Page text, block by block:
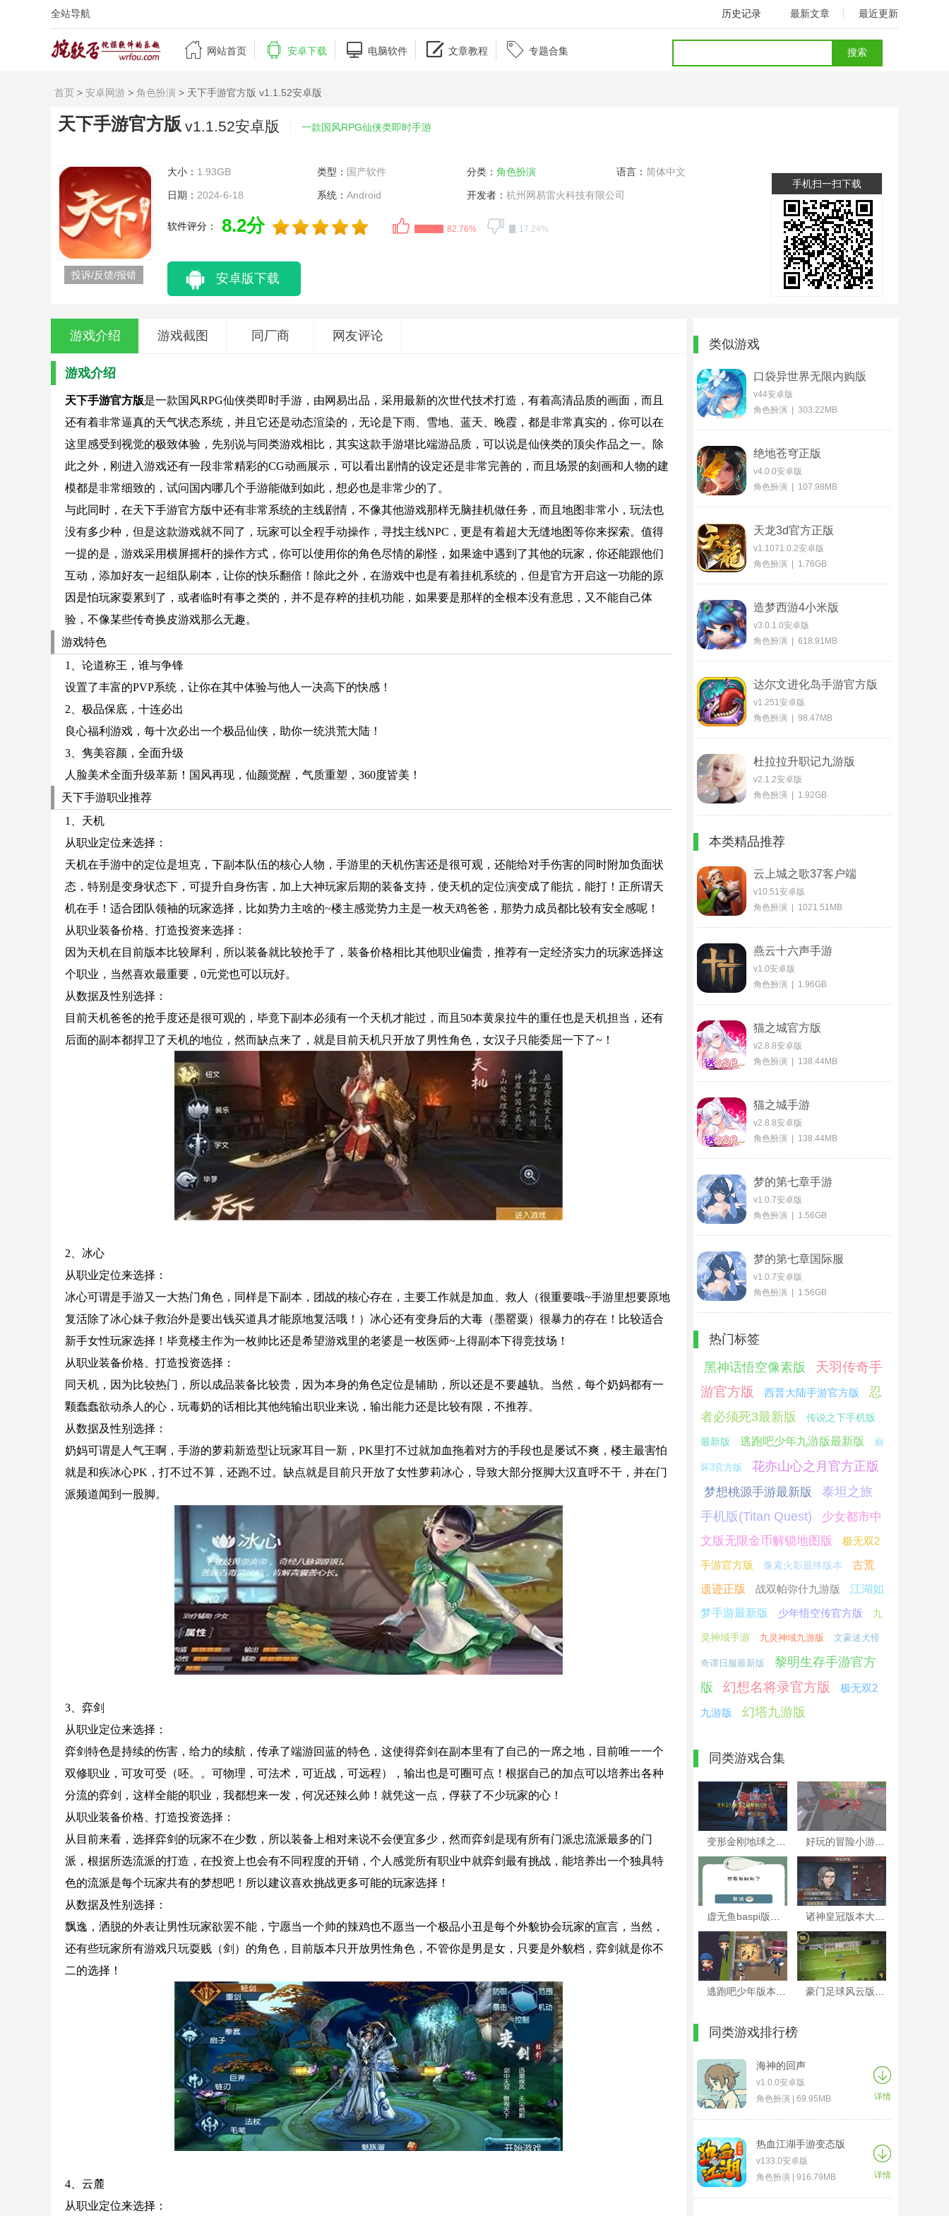
全站导航 历史记录 最新文章 最近更新
 网站首页  安卓下载  电脑软件  文章教程  专题合集
首页 > 安卓网游 > 角色扮演 > 天下手游官方版 v1.1.52安卓版
天下手游官方版 v1.1.52安卓版 一款国风RPG仙侠类即时手游
投诉/反馈/报错
大小： 1.93GB 类型： 国产软件 分类： 角色扮演 语言： 简体中文
日期： 2024-6-18 系统： Android 开发者： 杭州网易雷火科技有限公司
软件评分： 8.2分 82.76% 17.24%
安卓版下载
手机扫一扫下载
游戏介绍 游戏截图 同厂商 网友评论
游戏介绍
天下手游官方版是一款国风RPG仙侠类即时手游，由网易出品，采用最新的次世代技术打造，有着高清品质的画面，而且
还有着非常逼真的天气状态系统，并且它还是动态渲染的，无论是下雨、雪地、蓝天、晚霞，都是非常真实的，你可以在
这里感受到视觉的极致体验，先别说与同类游戏相比，其实这款手游堪比端游品质，可以说是仙侠类的顶尖作品之一。除
此之外，刚进入游戏还有一段非常精彩的CG动画展示，可以看出剧情的设定还是非常完善的，而且场景的刻画和人物的建
模都是非常细致的，试问国内哪几个手游能做到如此，想必也是非常少的了。
与此同时，在天下手游官方版中还有非常系统的主线剧情，不像其他游戏那样无脑挂机做任务，而且地图非常小，玩法也
没有多少种，但是这款游戏就不同了，玩家可以全程手动操作，寻找主线NPC，更是有着超大无缝地图等你来探索。值得
一提的是，游戏采用横屏摇杆的操作方式，你可以使用你的角色尽情的刷怪，如果途中遇到了其他的玩家，你还能跟他们
互动，添加好友一起组队刷本，让你的快乐翻倍！除此之外，在游戏中也是有着挂机系统的，但是官方开启这一功能的原
因是怕玩家耍累到了，或者临时有事之类的，并不是存粹的挂机功能，如果要是那样的全根本没有意思，又不能自己体
验，不像某些传奇换皮游戏那么无趣。
游戏特色
1、论道称王，谁与争锋
设置了丰富的PVP系统，让你在其中体验与他人一决高下的快感！
2、极品保底，十连必出
良心福利游戏，每十次必出一个极品仙侠，助你一统洪荒大陆！
3、隽美容颜，全面升级
人脸美术全面升级革新！国风再现，仙颜觉醒，气质重塑，360度皆美！
天下手游职业推荐
1、天机
从职业定位来选择：
天机在手游中的定位是坦克，下副本队伍的核心人物，手游里的天机伤害还是很可观，还能给对手伤害的同时附加负面状
态，特别是变身状态下，可提升自身伤害，加上大神玩家后期的装备支持，使天机的定位演变成了能抗，能打！正所谓天
机在手！适合团队领袖的玩家选择，比如势力主啥的~楼主感觉势力主是一枚天鸡爸爸，那势力成员都比较有安全感呢！
从职业装备价格、打造投资来选择：
因为天机在目前版本比较犀利，所以装备就比较抢手了，装备价格相比其他职业偏贵，推荐有一定经济实力的玩家选择这
个职业，当然喜欢最重要，0元党也可以玩好。
从数据及性别选择：
目前天机爸爸的抢手度还是很可观的，毕竟下副本必须有一个天机才能过，而且50本黄泉拉牛的重任也是天机担当，还有
后面的副本都捍卫了天机的地位，然而缺点来了，就是目前天机只开放了男性角色，女汉子只能委屈一下了~！
2、冰心
从职业定位来选择：
冰心可谓是手游又一大热门角色，同样是下副本，团战的核心存在，主要工作就是加血、救人（很重要哦~手游里想要原地
复活除了冰心妹子救治外是要出钱买道具才能原地复活哦！）冰心还有变身后的大毒（墨罂粟）很暴力的存在！比较适合
新手女性玩家选择！毕竟楼主作为一枚帅比还是希望游戏里的老婆是一枚医师~上得副本下得竞技场！
从职业装备价格、打造投资选择：
同天机，因为比较热门，所以成品装备比较贵，因为本身的角色定位是辅助，所以还是不要越轨。当然，每个奶妈都有一
颗蠢蠢欲动杀人的心，玩毒奶的话相比其他纯输出职业来说，输出能力还是比较有限，不推荐。
从数据及性别选择：
奶妈可谓是人气王啊，手游的萝莉新造型让玩家耳目一新，PK里打不过就加血拖着对方的手段也是屡试不爽，楼主最害怕
就是和疾冰心PK，打不过不算，还跑不过。缺点就是目前只开放了女性萝莉冰心，导致大部分抠脚大汉直呼不干，并在门
派频道闻到一股脚。
3、弈剑
从职业定位来选择：
弈剑特色是持续的伤害，给力的续航，传承了端游回蓝的特色，这使得弈剑在副本里有了自己的一席之地，目前唯一一个
双修职业，可攻可受（呸。。可物理，可法术，可近战，可远程），输出也是可圈可点！根据自己的加点可以培养出各种
分流的弈剑，这样全能的职业，我都想来一发，何况还辣么帅！就凭这一点，俘获了不少玩家的心！
从职业装备价格、打造投资选择：
从目前来看，选择弈剑的玩家不在少数，所以装备上相对来说不会便宜多少，然而弈剑是现有所有门派忠流派最多的门
派，根据所选流派的打造，在投资上也会有不同程度的开销，个人感觉所有职业中就弈剑最有挑战，能培养出一个独具特
色的流派是每个玩家共有的梦想吧！所以建议喜欢挑战更多可能的玩家选择！
从数据及性别选择：
飘逸，洒脱的外表让男性玩家欲罢不能，宁愿当一个帅的辣鸡也不愿当一个极品小丑是每个外貌协会玩家的宣言，当然，
还有些玩家所有游戏只玩耍贱（剑）的角色，目前版本只开放男性角色，不管你是男是女，只要是外貌档，弈剑就是你不
二的选择！
4、云麓
从职业定位来选择：
类似游戏
口袋异世界无限内购版
v44安卓版
角色扮演 | 303.22MB
绝地苍穹正版
v4.0.0安卓版
角色扮演 | 107.98MB
天龙3d官方正版
v1.1071.0.2安卓版
角色扮演 | 1.76GB
造梦西游4小米版
v3.0.1.0安卓版
角色扮演 | 618.91MB
达尔文进化岛手游官方版
v1.251安卓版
角色扮演 | 98.47MB
杜拉拉升职记九游版
v2.1.2安卓版
角色扮演 | 1.92GB
本类精品推荐
云上城之歌37客户端
v10.51安卓版
角色扮演 | 1021.51MB
燕云十六声手游
v1.0安卓版
角色扮演 | 1.96GB
猫之城官方版
v2.8.8安卓版
角色扮演 | 138.44MB
猫之城手游
v2.8.8安卓版
角色扮演 | 138.44MB
梦的第七章手游
v1.0.7安卓版
角色扮演 | 1.56GB
梦的第七章国际服
v1.0.7安卓版
角色扮演 | 1.56GB
热门标签
黑神话悟空像素版
天羽传奇手
游官方版
西普大陆手游官方版
忍
者必须死3最新版
传说之下手机版
最新版 逃跑吧少年九游版最新版 崩
坏3官方版 花亦山心之月官方正版
梦想桃源手游最新版
泰坦之旅
手机版(Titan Quest)
少女都市中
文版无限金币解锁地图版
极无双2
手游官方版
像素火影最终版本
古荒
遗迹正版
战双帕弥什九游版
江湖如
梦手游最新版
少年悟空传官方版 九
灵神域手游 九灵神域九游版 文豪迷犬怪
奇谭日服最新版
黎明生存手游官方
版
幻想名将录官方版 极无双2
九游版 幻塔九游版
同类游戏合集
同类游戏排行榜
海神的回声
v1.0.0安卓版
角色扮演 | 69.95MB
详情
热血江湖手游变态版
v133.0安卓版
角色扮演 | 916.79MB
详情